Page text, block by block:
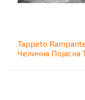
Tappeto
Челична Појасна